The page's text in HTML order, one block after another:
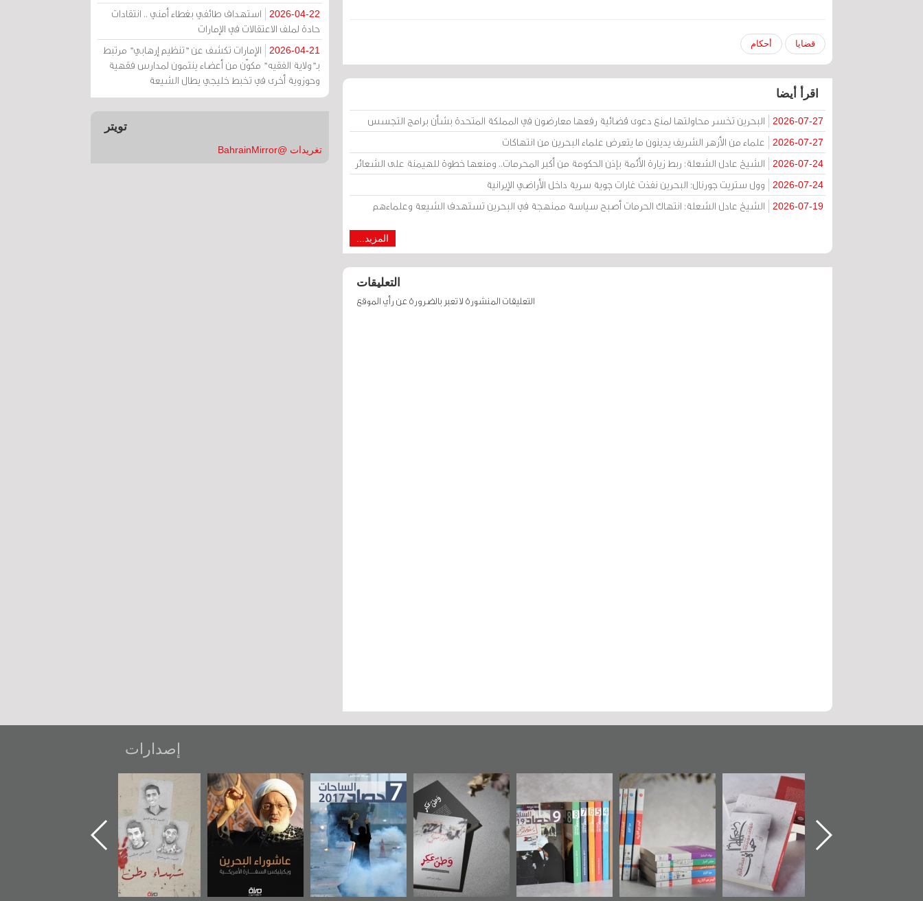
قضايا أحكام
اقرأ أيضا
2026-07-27 البحرين تخسر محاولتها لمنع دعوى قضائية رفعها معارضون في المملكة المتحدة بشأن برامج التجسس
2026-07-27 علماء من الأزهر الشريف يدينون ما يتعرض علماء البحرين من انتهاكات
2026-07-24 الشيخ عادل الشعلة: ربط زيارة الأئمة بإذن الحكومة من أكبر المحرمات.. ومنعها خطوة للهيمنة على الشعائر
2026-07-24 وول ستريت جورنال: البحرين نفذت غارات جوية سرية داخل الأراضي الإيرانية
2026-07-19 الشيخ عادل الشعلة: انتهاك الحرمات أصبح سياسة ممنهجة في البحرين تستهدف الشيعة وعلماءهم
المزيد...
التعليقات
التعليقات المنشورة لا تعبر بالضرورة عن رأي الموقع
2026-04-22
استهداف طائفي بغطاء أمني .. انتقادات
حادة لملف الاعتقالات في الإمارات
2026-04-21
الإمارات تكشف عن "تنظيم إرهابي" مرتبط
بـ"ولاية الفقيه" مكوّن من أعضاء ينتمون لمدارس فقهية
وحوزوية أخرى في تخبط خليجي يطال الشيعة
تويتر
تغريدات @BahrainMirror
إصدارات
تصنيف موضوعي
للوثائق البريطانية
يقدمه «مركز أوال»
في سلسلة من 5
كتب
"مرآة البحرين"
تصدر حصاد
جديدة لمعتقل
عسكري تصدر عن
«مرآة البحرين»
حصاد 2017
عاشوراء البحرين...
ويكيليكس السفارة
الأمريكية
شهداء وطن
«جَوْ»: رواية
المعتقل جهاد